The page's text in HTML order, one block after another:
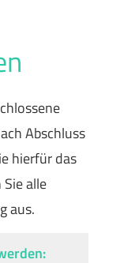
Abschluss
hierfür das
alle
aus.